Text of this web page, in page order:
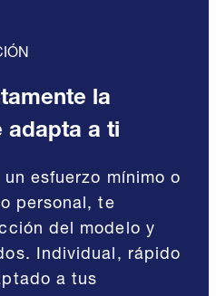
la
adapta a ti
esfuerzo mínimo o
personal, te
del modelo y
Individual, rápido
a tus